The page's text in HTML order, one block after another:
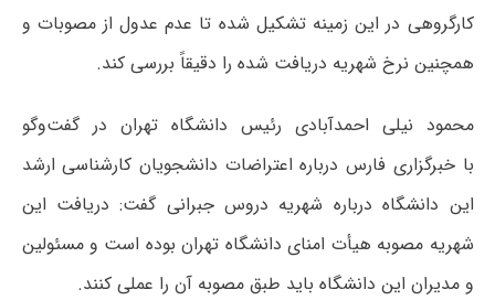
کارگروهی در این زمینه تشکیل شده تا عدم عدول از مصوبات و
همچنین نرخ شهریه دریافت شده را دقیقاً‌ بررسی کند.
محمود نیلی احمدآبادی رئیس دانشگاه تهران در گفت‌وگو
باخبرگزاری فارس درباره اعتراضات دانشجویان کارشناسی ارشد
این دانشگاه درباره شهریه دروس جبرانی گفت: دریافت این
شهریه مصوبه هیأت امنای دانشگاه تهران بوده است و مسئولین
و مدیران این دانشگاه باید طبق مصوبه آن را عملی کنند.